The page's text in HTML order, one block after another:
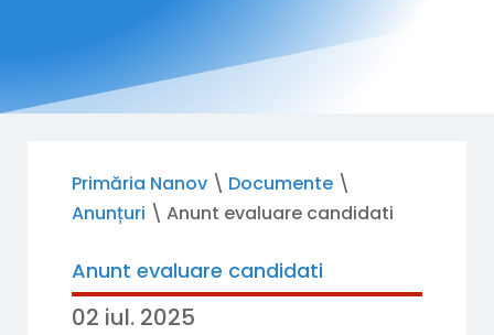
Primăria Nanov \ Documente \
Anunțuri \ Anunt evaluare candidati
Anunt evaluare candidati
02 iul. 2025